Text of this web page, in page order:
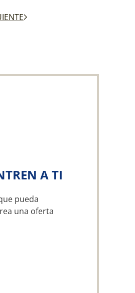
A TI
pueda
una oferta